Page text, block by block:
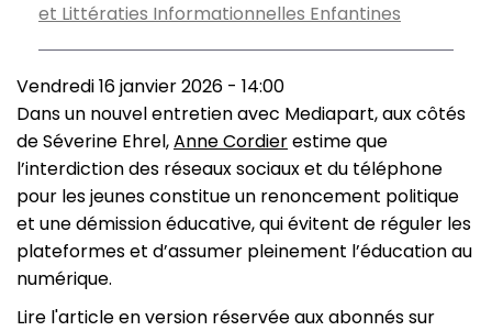
et Littératies Informationnelles Enfantines
Vendredi 16 janvier 2026 - 14:00
Dans un nouvel entretien avec Mediapart, aux côtés
de Séverine Ehrel,Anne Cordierestime que
l’interdiction des réseaux sociaux et du téléphone
pour les jeunes constitue un renoncement politique
et une démission éducative, qui évitent de réguler les
plateformes et d’assumer pleinement l’éducation au
numérique.
Lire l'article en version réservée aux abonnés sur